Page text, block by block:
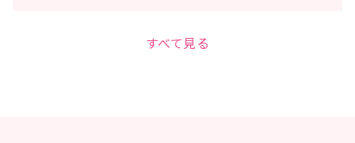
すべて見る